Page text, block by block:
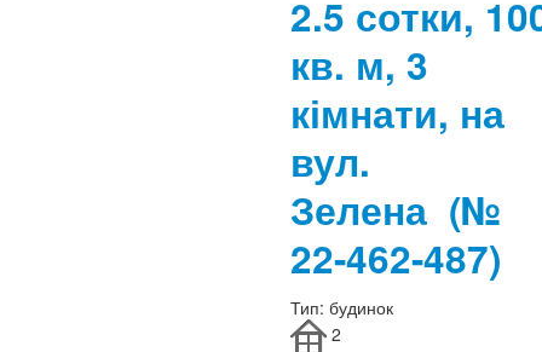
2.5 сотки,
кв. м, 3
кімнати, на
вул.
Зелена (№
22-462-487)
Тип: будинок
2